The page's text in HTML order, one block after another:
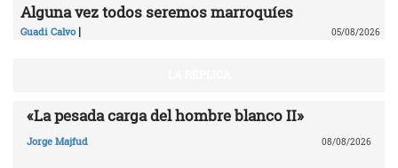
Alguna vez todos seremos marroquíes
Guadi Calvo | 05/08/2026
«La pesada carga del hombre blanco II»
Jorge Majfud 08/08/2026